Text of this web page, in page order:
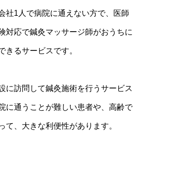
社1人で病院に通えない方で、医師
対応で鍼灸マッサージ師がおうちに
きるサービスです。
に訪問して鍼灸施術を行うサービス
に通うことが難しい患者や、高齢で
て、大きな利便性があります。